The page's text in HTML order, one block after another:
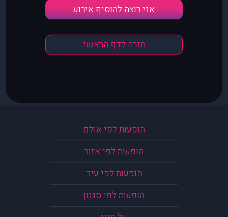
אני רוצה להוסיף אירוע
חזרה לדף הראשי
הופעות לפי אולם
הופעות לפי אזור
הופעות לפי עיר
הופעות לפי סגנון